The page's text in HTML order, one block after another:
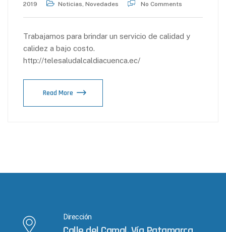
2019
Noticias, Novedades No Comments
Trabajamos para brindar un servicio de calidad y
calidez a bajo costo.
http://telesaludalcaldiacuenca.ec/
Read More
Dirección